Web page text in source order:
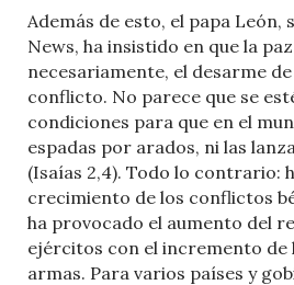
Además de esto, el papa León,
News, ha insistido en que la
necesariamente, el desarme
conflicto. No parece que se
condiciones para que en el
espadas por arados, ni las
(Isaías 2,4). Todo lo contrario:
crecimiento de los conflictos
ha provocado el aumento del
ejércitos con el incremento de
armas. Para varios países y